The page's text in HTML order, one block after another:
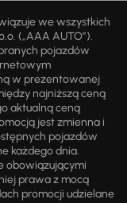
we wszystkich
(„AAA AUTO”).
pojazdów
w prezentowanej
najniższą ceną
aktualną ceną
jest zmienna i
pojazdów
każdego dnia.
obowiązującymi
prawa z mocą
promocji udzielane